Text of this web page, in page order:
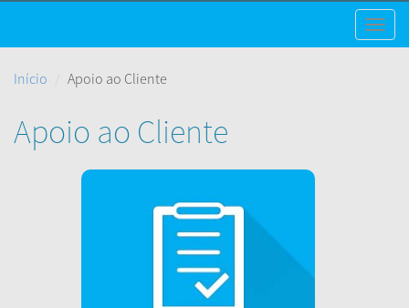
Início Apoio ao Cliente
Apoio ao Cliente